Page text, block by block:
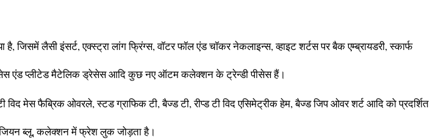
लैसी इंसर्ट, एक्स्ट्रा लांग फ्रिंग्स, वॉटर फॉल एंड चॉकर नेकलाइन्स, व्हाइट शर्टस पर बैक एम्ब्रायडरी, स्कार्फ
एंड प्लीटेड मैटेलिक ड्रेसेस आदि कुछ नए ऑटम कलेक्शन के ट्रेन्डी पीसेस हैं।
मेस फैब्रिक ओवरले, स्टड ग्राफिक टी, बैज्ड टी, रीप्ड टी विद एसिमेट्रीक हेम, बैज्ड जिप ओवर शर्ट आदि को प्रदर्शित
ब्लू, कलेक्शन में फ्रेश लुक जोड़ता है।